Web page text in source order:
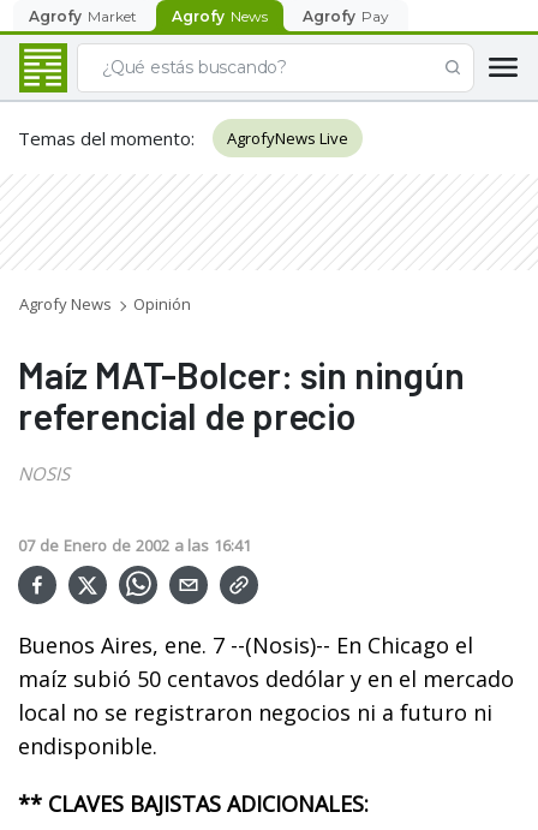
Agrofy Market Agrofy News Agrofy Pay
Temas del momento: AgrofyNews Live
Agrofy News Opinión
Maíz MAT-Bolcer: sin ningún
referencial de precio
NOSIS
07 de Enero de 2002 a las 16:41
Buenos Aires, ene. 7 --(Nosis)-- En Chicago el
maíz subió 50 centavos dedólar y en el mercado
local no se registraron negocios ni a futuro ni
endisponible.
** CLAVES BAJISTAS ADICIONALES: